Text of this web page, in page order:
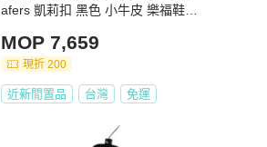
afers 凱莉扣 黑色 小牛皮 樂福鞋
MOP 7,659
現折 200
近新閒置品 台灣 免運